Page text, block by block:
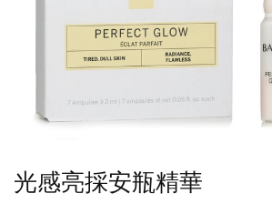
光感亮採安瓶精華